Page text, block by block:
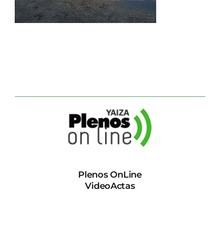
CONTACTO
Plenos OnLine
VideoActas